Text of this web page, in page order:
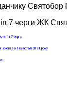
7 черги ЖК
4 і 7 черги.
м. Києві за 1 квартал 2021 року